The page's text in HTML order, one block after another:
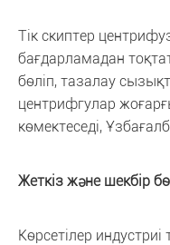
Тік скиптер
бағдарламадан
бөліп, тазалау
центрифгулар
көмектеседі,
Жеткіз және шекбір
Көрсетілер индустриі